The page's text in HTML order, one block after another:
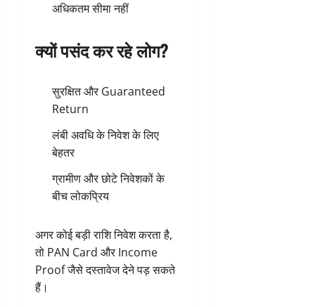
अधिकतम सीमा नहीं
क्यों पसंद कर रहे लोग?
सुरक्षित और Guaranteed
Return
लंबी अवधि के निवेश के लिए
बेहतर
ग्रामीण और छोटे निवेशकों के
बीच लोकप्रिय
अगर कोई बड़ी राशि निवेश करता है,
तो PAN Card और Income
Proof जैसे दस्तावेज देने पड़ सकते
हैं।